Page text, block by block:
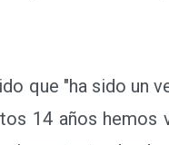
que "ha sido un
14 años hemos